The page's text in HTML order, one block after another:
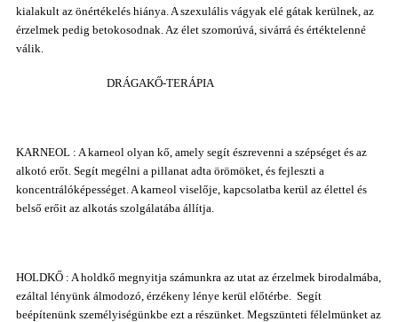
kialakult az önértékelés hiánya. A szexulális vágyak elé gátak kerülnek, az
érzelmek pedig betokosodnak. Az élet szomorúvá, sivárrá és értéktelenné
válik.
DRÁGAKŐ-TERÁPIA
KARNEOL : A karneol olyan kő, amely segít észrevenni a szépséget és az
alkotó erőt. Segít megélni a pillanat adta örömöket, és fejleszti a
koncentrálóképességet. A karneol viselője, kapcsolatba kerül az élettel és
belső erőit az alkotás szolgálatába állítja.
HOLDKŐ : A holdkő megnyitja számunkra az utat az érzelmek birodalmába,
ezáltal lényünk álmodozó, érzékeny lénye kerül előtérbe. Segít
beépítenünk személyiségünkbe ezt a részünket. Megszünteti félelmünket az